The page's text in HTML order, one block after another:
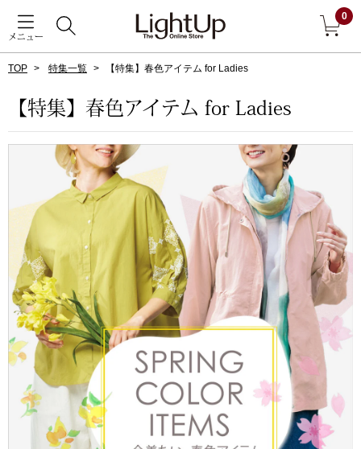
メニュー
0
すべて見る
ダーウェア
アウター
ジャケット
コート
ブルゾン
その他
トップス
Tシャツ／カッ
TOP 特集一覧 【特集】春色アイテム for Ladies
【特集】春色アイテム for Ladies